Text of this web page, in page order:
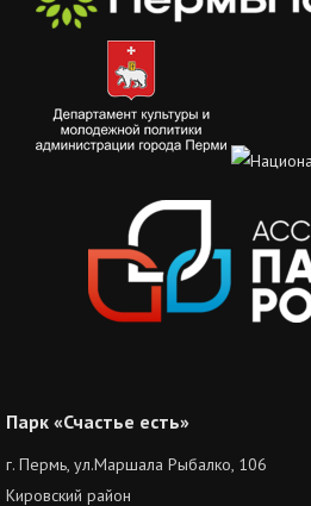
Парк «Счастье есть»
г. Пермь, ул.Маршала Рыбалко, 106
Кировский район